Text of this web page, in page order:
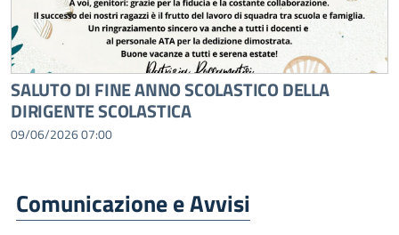
SALUTO DI FINE ANNO SCOLASTICO DELLA
DIRIGENTE SCOLASTICA
09/06/2026 07:00
Comunicazione e Avvisi